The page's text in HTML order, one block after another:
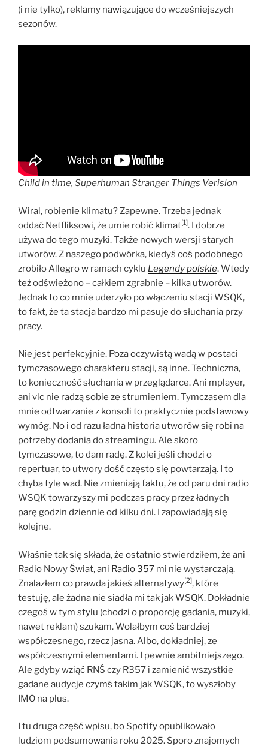
(i nie tylko), reklamy nawiązujące do wcześniejszych
sezonów.
Child in time, Superhuman Stranger Things Verision
Wiral, robienie klimatu? Zapewne. Trzeba jednak
oddać Netfliksowi, że umie robić klimat[1]. I dobrze
używa do tego muzyki. Także nowych wersji starych
utworów. Z naszego podwórka, kiedyś coś podobnego
zrobiło Allegro w ramach cyklu Legendy polskie. Wtedy
też odświeżono – całkiem zgrabnie – kilka utworów.
Jednak to co mnie uderzyło po włączeniu stacji WSQK,
to fakt, że ta stacja bardzo mi pasuje do słuchania przy
pracy.
Nie jest perfekcyjnie. Poza oczywistą wadą w postaci
tymczasowego charakteru stacji, są inne. Techniczna,
to konieczność słuchania w przeglądarce. Ani mplayer,
ani vlc nie radzą sobie ze strumieniem. Tymczasem dla
mnie odtwarzanie z konsoli to praktycznie podstawowy
wymóg. No i od razu ładna historia utworów się robi na
potrzeby dodania do streamingu. Ale skoro
tymczasowe, to dam radę. Z kolei jeśli chodzi o
repertuar, to utwory dość często się powtarzają. I to
chyba tyle wad. Nie zmieniają faktu, że od paru dni radio
WSQK towarzyszy mi podczas pracy przez ładnych
parę godzin dziennie od kilku dni. I zapowiadają się
kolejne.
Właśnie tak się składa, że ostatnio stwierdziłem, że ani
Radio Nowy Świat, ani Radio 357 mi nie wystarczają.
Znalazłem co prawda jakieś alternatywy[2], które
testuję, ale żadna nie siadła mi tak jak WSQK. Dokładnie
czegoś w tym stylu (chodzi o proporcję gadania, muzyki,
nawet reklam) szukam. Wolałbym coś bardziej
współczesnego, rzecz jasna. Albo, dokładniej, ze
współczesnymi elementami. I pewnie ambitniejszego.
Ale gdyby wziąć RNŚ czy R357 i zamienić wszystkie
gadane audycje czymś takim jak WSQK, to wyszłoby
IMO na plus.
I tu druga część wpisu, bo Spotify opublikowało
ludziom podsumowania roku 2025. Sporo znajomych